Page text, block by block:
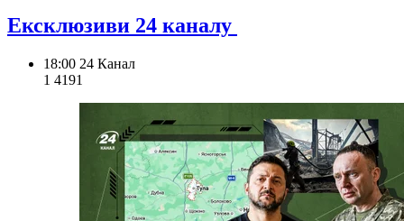
Ексклюзиви 24 каналу
18:00 24 Канал
1 4191